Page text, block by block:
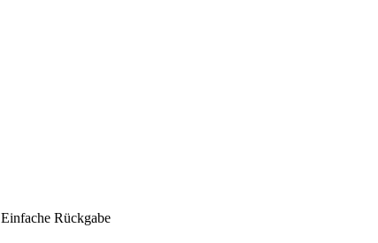
Einfache Rückgabe